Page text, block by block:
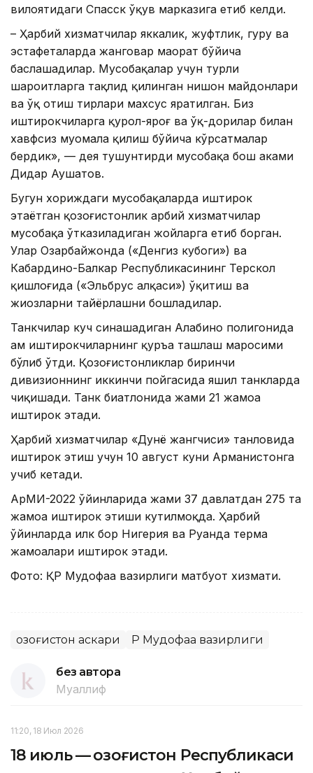
вилоятидаги Спасск ўқув марказига етиб келди.
– Ҳарбий хизматчилар яккалик, жуфтлик, гуруҳ ва
эстафеталарда жанговар маҳорат бўйича
баҳслашадилар. Мусобақалар учун турли
шароитларга тақлид қилинган нишон майдонлари
ва ўқ отиш тирлари махсус яратилган. Биз
иштирокчиларга қурол-яроғ ва ўқ-дорилар билан
хавфсиз муомала қилиш бўйича кўрсатмалар
бердик», — дея тушунтирди мусобақа бош ҳаками
Дидар Аушатов.
Бугун хориждаги мусобақаларда иштирок
этаётган қозоғистонлик ҳарбий хизматчилар
мусобақа ўтказиладиган жойларга етиб борган.
Улар Озарбайжонда («Денгиз кубоги») ва
Кабардино-Балкар Республикасининг Терскол
қишлоғида («Эльбрус ҳалқаси») ўқитиш ва
жиҳозларни тайёрлашни бошладилар.
Танкчилар куч синашадиган Алабино полигонида
ҳам иштирокчиларнинг қуръа ташлаш маросими
бўлиб ўтди. Қозоғистонликлар биринчи
дивизионнинг иккинчи пойгасида яшил танкларда
чиқишади. Танк биатлонида жами 21 жамоа
иштирок этади.
Ҳарбий хизматчилар «Дунё жангчиси» танловида
иштирок этиш учун 10 август куни Арманистонга
учиб кетади.
АрМИ-2022 ўйинларида жами 37 давлатдан 275 та
жамоа иштирок этиши кутилмоқда. Ҳарбий
ўйинларда илк бор Нигерия ва Руанда терма
жамоалари иштирок этади.
Фото: ҚР Мудофаа вазирлиги матбуот хизмати.
Қозоғистон аскари ҚР Мудофаа вазирлиги
без автора
Муаллиф
11:20, 18 Июл 2026
18 июль — Қозоғистон Республикаси